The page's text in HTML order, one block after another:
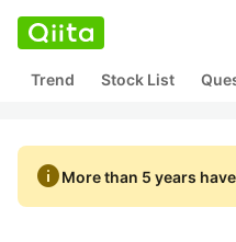
Trend Stock List
infoMore than 5 years